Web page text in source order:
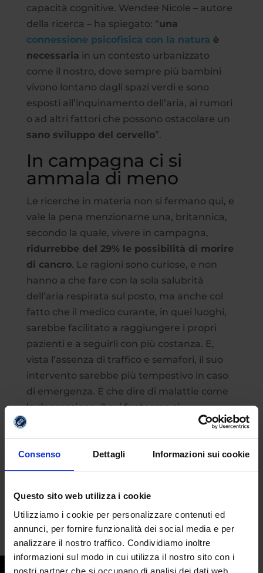
Consenso Dettagli Informazioni sui cookie
Questo sito web utilizza i cookie
Utilizziamo i cookie per personalizzare contenuti ed
annunci, per fornire funzionalità dei social media e per
analizzare il nostro traffico. Condividiamo inoltre
informazioni sul modo in cui utilizza il nostro sito con i
nostri partner che si occupano di analisi dei dati web,
capacità cognitive. Wendee Nicole – autore
della ricerca – ha spiegato: “una
connessione psicofisica con la natura è
necessaria in un contesto urbanizzato
come il nostro, dove sempre più bambini
vivono lontano dagli spazi verdi e sono
esposti all’inquinamento dell’aria, ai rumori
o ad altri fattori che possono ostacolare un
sano sviluppo del cervello”.
In campagna ci si
ammala di meno
Le ricerche in materia non si fermano qui, e
vale la pena menzionarne una, britannica,
secondo la quale, vivere in campagna,
ridurrebbe del 29% le possibilità di morire
di cancro. Le ragioni sono curiose, e non
hanno a che fare con la sola salubrità
dell’aria respirata sul posto, ma anche col
fatto che il medico curante, in quei luoghi,
sarebbe facilitato a raggiungere i propri
pazienti e a seguirli con più costanza. E,
vista l’assenza di traffico e semafori, il suo
intervento sarebbe più tempestivo in caso
di emergenza. E che dire di malattie come
la depressione, il cui fantasma si
dissolverebbe quando ci si trova a contatto
con la natura? A confermarlo è uno studio
dell’istituto centrale di salute psichica
dell’Università di Mannheim.Circondarsi di
di soffrire di disturbi dell’umore